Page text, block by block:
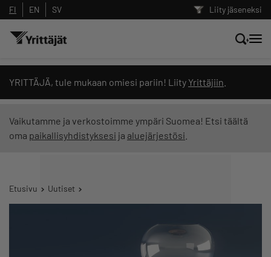
Liity jäseneksi
FI EN SV
YRITTÄJÄ, tule mukaan omiesi pariin! Liity Yrittäjiin
Vaikutamme ja verkostoimme ympäri Suomea! Etsi täältä
oma paikallisyhdistyksesi ja aluejärjestösi
Etusivu Uutiset
Hae sivustolta tai kysy suoraan
Yrittäjien tekoälyltä
Suodata hakutuloksia: näytä kaikki sisältö